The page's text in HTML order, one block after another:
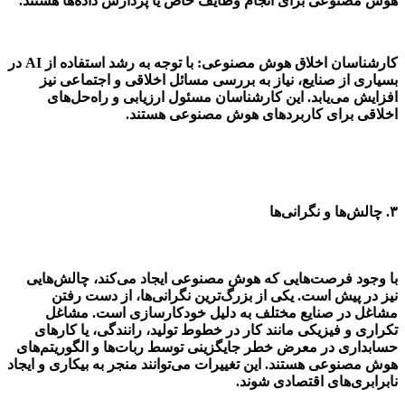
کارشناسان اخلاق هوش مصنوعی: با توجه به رشد استفاده از AI در
بسیاری از صنایع، نیاز به بررسی مسائل اخلاقی و اجتماعی نیز
افزایش می‌یابد. این کارشناسان مسئول ارزیابی و راه‌حل‌های
اخلاقی برای کاربردهای هوش مصنوعی هستند.
۳. چالش‌ها و نگرانی‌ها
با وجود فرصت‌هایی که هوش مصنوعی ایجاد می‌کند، چالش‌هایی
نیز در پیش است. یکی از بزرگ‌ترین نگرانی‌ها، از دست رفتن
مشاغل در صنایع مختلف به دلیل خودکارسازی است. مشاغل
تکراری و فیزیکی مانند کار در خطوط تولید، رانندگی، یا کارهای
حسابداری در معرض خطر جایگزینی توسط ربات‌ها و الگوریتم‌های
هوش مصنوعی هستند. این تغییرات می‌توانند منجر به بیکاری و ایجاد
نابرابری‌های اقتصادی شوند.